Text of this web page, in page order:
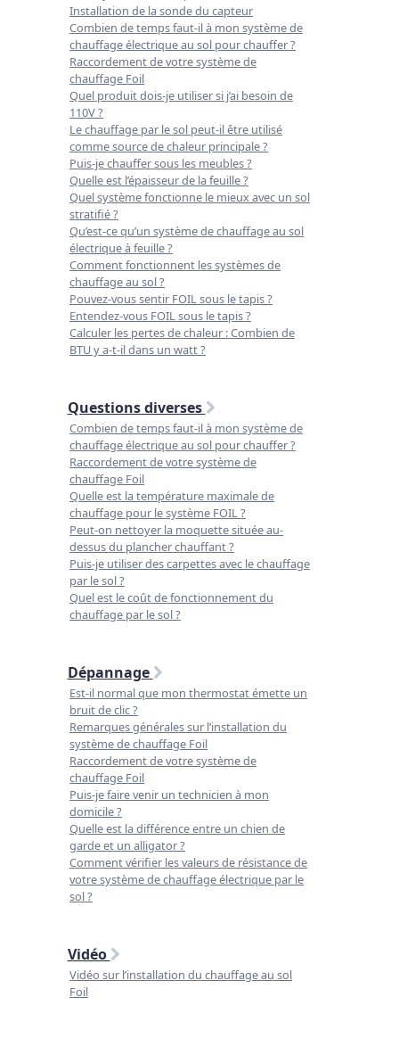
Installation de la sonde du capteur
Combien de temps faut-il à mon système de
chauffage électrique au sol pour chauffer ?
Raccordement de votre système de
chauffage Foil
Quel produit dois-je utiliser si j’ai besoin de
110V ?
Le chauffage par le sol peut-il être utilisé
comme source de chaleur principale ?
Puis-je chauffer sous les meubles ?
Quelle est l’épaisseur de la feuille ?
Quel système fonctionne le mieux avec un sol
stratifié ?
Qu’est-ce qu’un système de chauffage au sol
électrique à feuille ?
Comment fonctionnent les systèmes de
chauffage au sol ?
Pouvez-vous sentir FOIL sous le tapis ?
Entendez-vous FOIL sous le tapis ?
Calculer les pertes de chaleur : Combien de
BTU y a-t-il dans un watt ?
Questions diverses
Combien de temps faut-il à mon système de
chauffage électrique au sol pour chauffer ?
Raccordement de votre système de
chauffage Foil
Quelle est la température maximale de
chauffage pour le système FOIL ?
Peut-on nettoyer la moquette située au-
dessus du plancher chauffant ?
Puis-je utiliser des carpettes avec le chauffage
par le sol ?
Quel est le coût de fonctionnement du
chauffage par le sol ?
Dépannage
Est-il normal que mon thermostat émette un
bruit de clic ?
Remarques générales sur l’installation du
système de chauffage Foil
Raccordement de votre système de
chauffage Foil
Puis-je faire venir un technicien à mon
domicile ?
Quelle est la différence entre un chien de
garde et un alligator ?
Comment vérifier les valeurs de résistance de
votre système de chauffage électrique par le
sol ?
Vidéo
Vidéo sur l’installation du chauffage au sol
Foil